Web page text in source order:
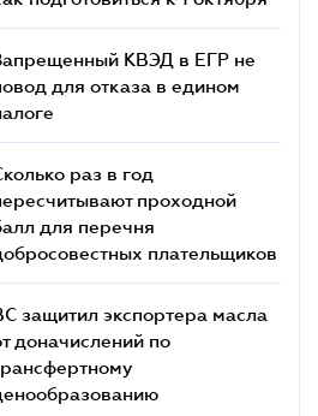
КВЭД в ЕГР не
для отказа в едином
раз в год
проходной
для перечня
плательщиков
защитил экспортера масла
доначислений по